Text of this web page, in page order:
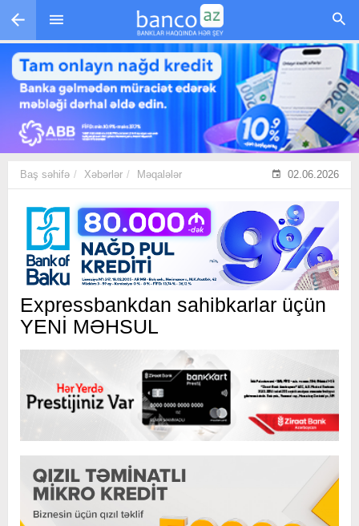
Skip to main content
Baş səhifə Xəbərlər Məqalələr 02.06.2026
Expressbankdan sahibkarlar üçün
YENİ MƏHSUL